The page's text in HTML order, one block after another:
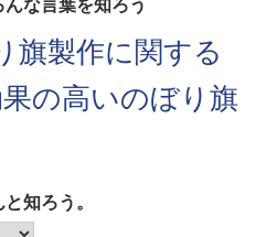
な言葉を知ろう
旗製作に関する
の高いのぼり旗
知ろう。